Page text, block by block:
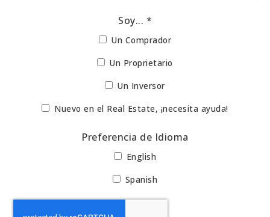
Soy... *
Un Comprador
Un Proprietario
Un Inversor
Nuevo en el Real Estate, ¡necesita ayuda!
Preferencia de Idioma
English
Spanish